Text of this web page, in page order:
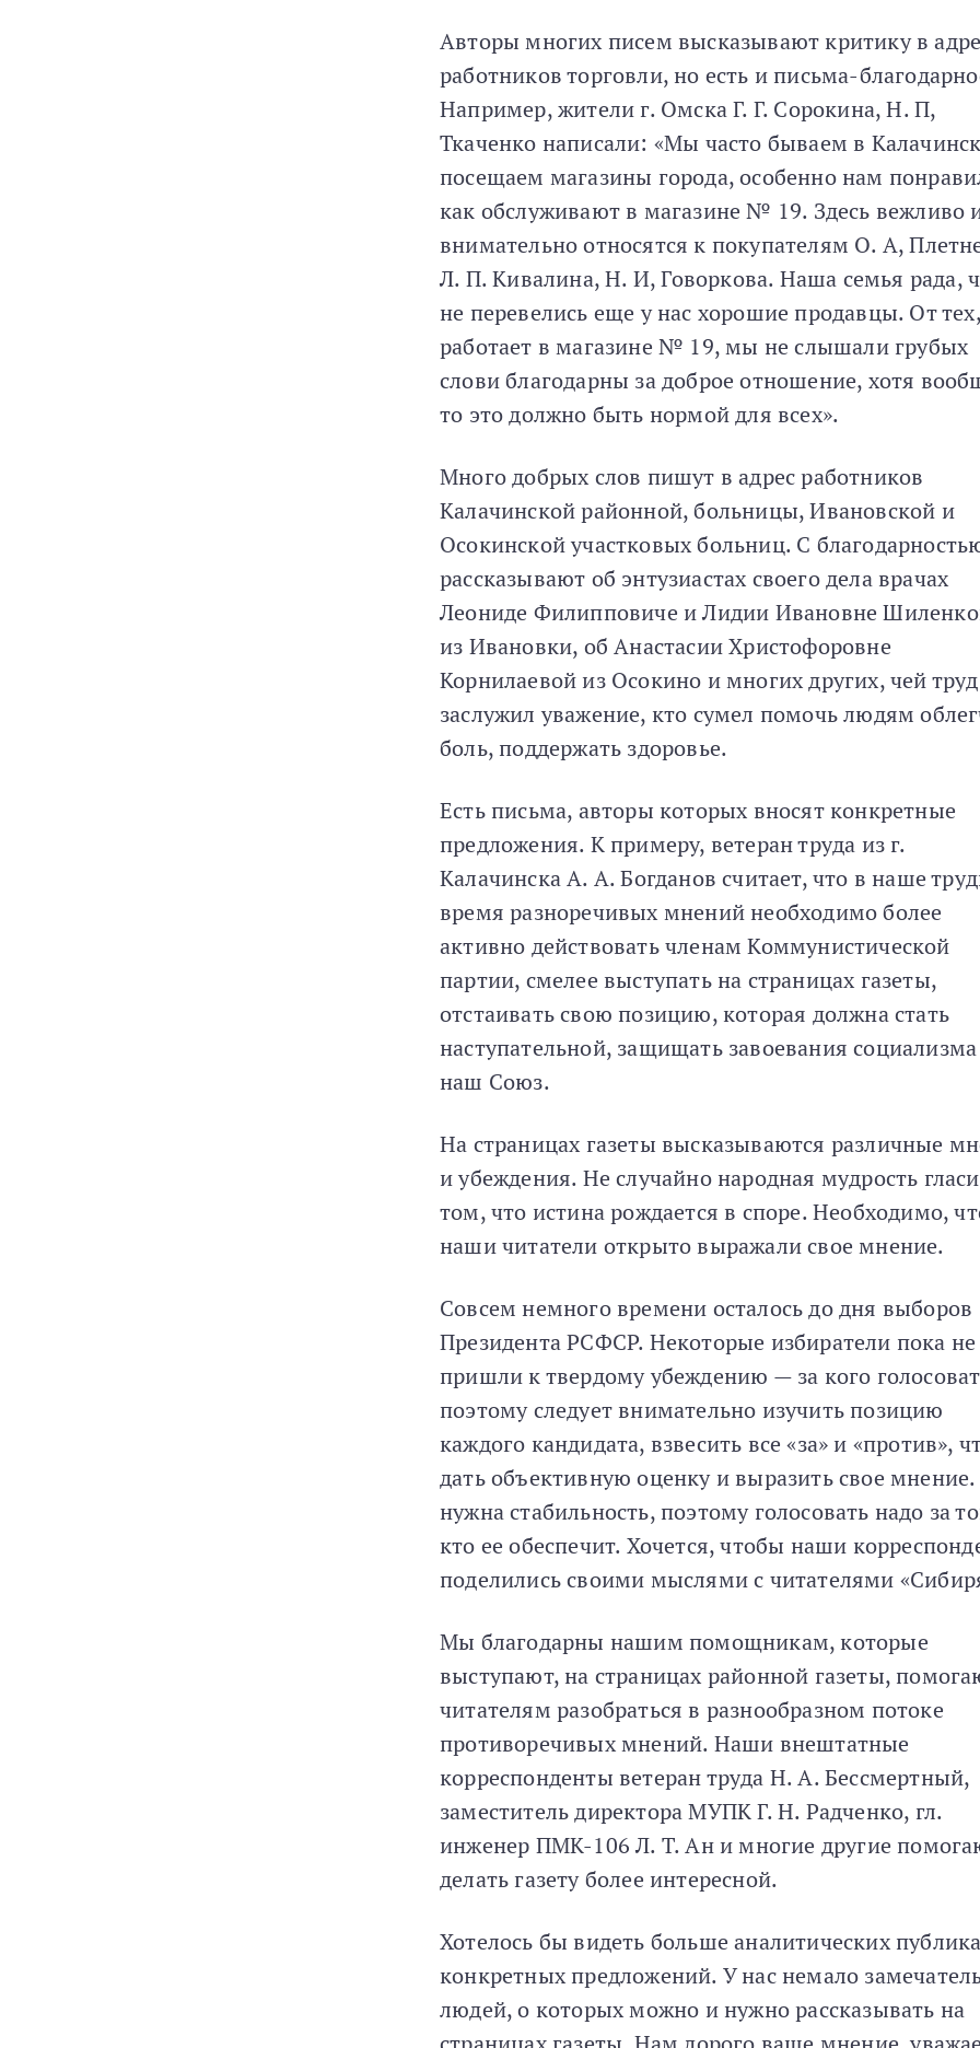
Авторы многих писем высказывают критику в
работников торговли, но есть и письма-
Например, жители г. Омска Г. Г. Сорокина, Н. П,
Ткаченко написали: «Мы часто бываем в
посещаем магазины города, особенно нам
как обслуживают в магазине № 19. Здесь вежливо
внимательно относятся к покупателям О. А,
Л. П. Кивалина, Н. И, Говоркова. Наша семья рада,
не перевелись еще у нас хорошие продавцы. От
работает в магазине № 19, мы не слышали грубых
слови благодарны за доброе отношение, хотя
то это должно быть нормой для всех».
Много добрых слов пишут в адрес работников
Калачинской районной, больницы, Ивановской и
Осокинской участковых больниц. С
рассказывают об энтузиастах своего дела врачах
Леониде Филипповиче и Лидии Ивановне
из Ивановки, об Анастасии Христофоровне
Корнилаевой из Осокино и многих других, чей труд
заслужил уважение, кто сумел помочь людям
боль, поддержать здоровье.
Есть письма, авторы которых вносят конкретные
предложения. К примеру, ветеран труда из г.
Калачинска А. А. Богданов считает, что в наше
время разноречивых мнений необходимо более
активно действовать членам Коммунистической
партии, смелее выступать на страницах газеты,
отстаивать свою позицию, которая должна стать
наступательной, защищать завоевания
наш Союз.
На страницах газеты высказываются различные
и убеждения. Не случайно народная мудрость
том, что истина рождается в споре. Необходимо,
наши читатели открыто выражали свое мнение.
Совсем немного времени осталось до дня выборов
Президента РСФСР. Некоторые избиратели пока не
пришли к твердому убеждению — за кого
поэтому следует внимательно изучить позицию
каждого кандидата, взвесить все «за» и «против»,
дать объективную оценку и выразить свое
нужна стабильность, поэтому голосовать надо за
кто ее обеспечит. Хочется, чтобы наши
поделились своими мыслями с читателями
Мы благодарны нашим помощникам, которые
выступают, на страницах районной газеты,
читателям разобраться в разнообразном потоке
противоречивых мнений. Наши внештатные
корреспонденты ветеран труда Н. А. Бессмертный,
заместитель директора МУПК Г. Н. Радченко, гл.
инженер ПМК-106 Л. Т. Ан и многие другие
делать газету более интересной.
Хотелось бы видеть больше аналитических
конкретных предложений. У нас немало
людей, о которых можно и нужно рассказывать на